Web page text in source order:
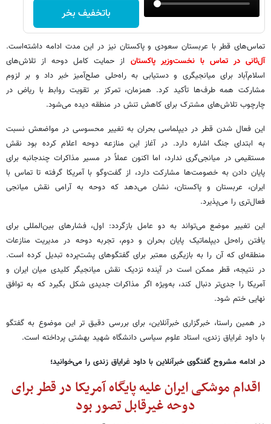
باتخفیف بخر
تماس‌های قطر با عربستان سعودی و پاکستان نیز در این مدت ادامه داشته‌است.
آل‌ثانی در تماس با نخست‌وزیر پاکستان از حمایت کامل دوحه از تلاش‌های
اسلام‌آباد برای میانجیگری و دستیابی به راه‌حلی صلح‌آمیز خبر داد و بر لزوم
مشارکت همه طرف‌ها تأکید کرد. همزمان، تمرکز بر تقویت روابط با ریاض در
چارچوب تلاش‌های مشترک برای کاهش تنش در منطقه دیده می‌شود.
این فعال شدن قطر در دیپلماسی بحران به تغییر محسوسی در مواضعش نسبت
به ابتدای جنگ اشاره دارد. در آغاز این منازعه دوحه اعلام کرده بود نقش
مستقیمی در میانجی‌گری ندارد، اما اکنون عملاً در مسیر مذاکرات چندجانبه برای
پایان دادن به خصومت‌ها مشارکت دارد، از گفت‌وگو با آمریکا گرفته تا تماس با
ایران، عربستان و پاکستان، نشان می‌دهد که دوحه به آرامی نقش میانجی
فعال‌تری را می‌پذیرد.
این تغییر موضع می‌تواند به دو عامل بازگردد: اول، فشارهای بین‌المللی برای
یافتن راه‌حل دیپلماتیک پایان بحران و دوم، تجربه دوحه در مدیریت منازعات
منطقه‌ای که آن را به بازیگری معتبر برای گفتگوهای پشت‌پرده تبدیل کرده است.
در نتیجه، قطر ممکن است در آینده نزدیک نقش میانجیگر کلیدی میان ایران و
آمریکا را جدی‌تر دنبال کند، به‌ویژه اگر مذاکرات جدیدی شکل بگیرد که به توافق
نهایی ختم شود.
در همین راستا، خبرگزاری خبرآنلاین، برای بررسی دقیق تر این موضوع به گفتگو
با داود غرایاق زندی، استاد علوم سیاسی دانشگاه شهید بهشتی پرداخته است.
در ادامه مشروح گفتگوی خبرآنلاین با داود غرایاق زندی را می‌خوانید؛
اقدام موشکی ایران علیه پایگاه آمریکا در قطر برای
دوحه غیرقابل تصور بود